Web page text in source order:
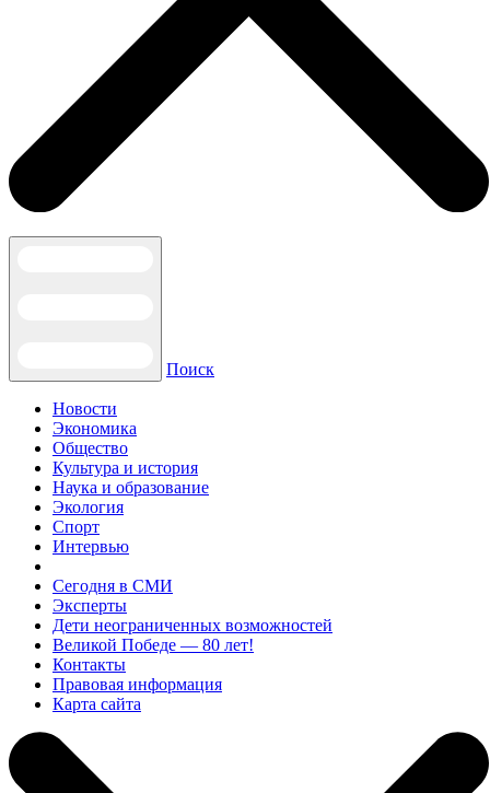
Поиск
Новости
Экономика
Общество
Культура и история
Наука и образование
Экология
Спорт
Интервью
Сегодня в СМИ
Эксперты
Дети неограниченных возможностей
Великой Победе — 80 лет!
Контакты
Правовая информация
Карта сайта